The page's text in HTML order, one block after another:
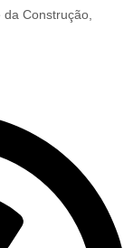
Construção,